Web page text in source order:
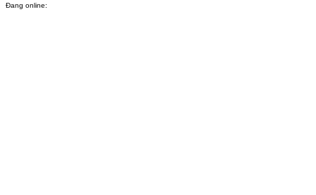
Đang online: